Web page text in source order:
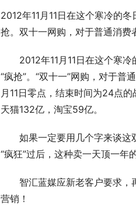
2012年11月11日在这个寒冷的
抢。双十一网购，对于普通消
2012年11月11日在这个寒冷
“疯抢”。“双十一”网购，对于普
月11日零点，结束时间为24点
天猫132亿，淘宝59亿。
如果一定要用几个字来谈这双
“疯狂”过后，这种卖一天顶一年
智汇蓝媒应新老客户要求，再
营销！